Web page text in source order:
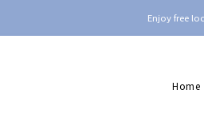
Enjoy free
Home